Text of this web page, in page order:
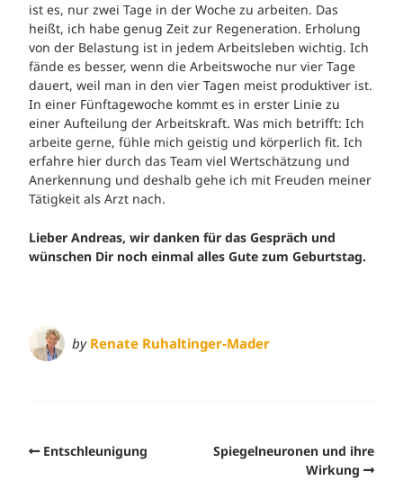
ist es, nur zwei Tage in der Woche zu arbeiten. Das
heißt, ich habe genug Zeit zur Regeneration. Erholung
von der Belastung ist in jedem Arbeitsleben wichtig. Ich
fände es besser, wenn die Arbeitswoche nur vier Tage
dauert, weil man in den vier Tagen meist produktiver ist.
In einer Fünftagewoche kommt es in erster Linie zu
einer Aufteilung der Arbeitskraft. Was mich betrifft: Ich
arbeite gerne, fühle mich geistig und körperlich fit. Ich
erfahre hier durch das Team viel Wertschätzung und
Anerkennung und deshalb gehe ich mit Freuden meiner
Tätigkeit als Arzt nach.
Lieber Andreas, wir danken für das Gespräch und
wünschen Dir noch einmal alles Gute zum Geburtstag.
by Renate Ruhaltinger-Mader
Entschleunigung
Spiegelneuronen und ihre
Wirkung